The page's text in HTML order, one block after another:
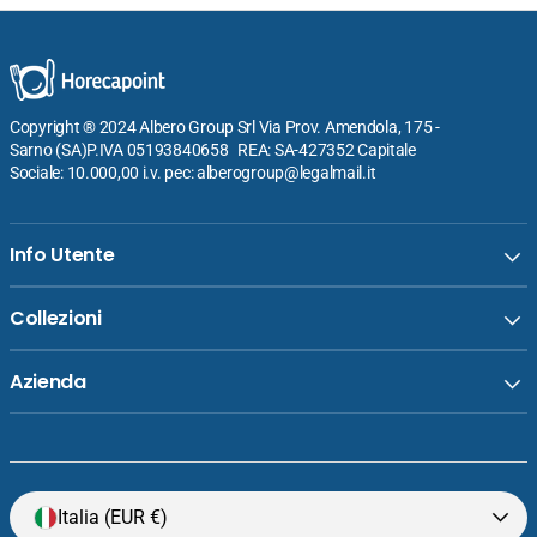
Mori2A Bacinella GN 1/1 In Polipropilene
Prezzo
€10,20
Copyright ® 2024 Albero Group Srl Via Prov. Amendola, 175 -
Sarno (SA)P.IVA 05193840658 REA: SA-427352 Capitale
Sociale: 10.000,00 i.v. pec: alberogroup@legalmail.it
Info Utente
Collezioni
Azienda
Italia (EUR €)